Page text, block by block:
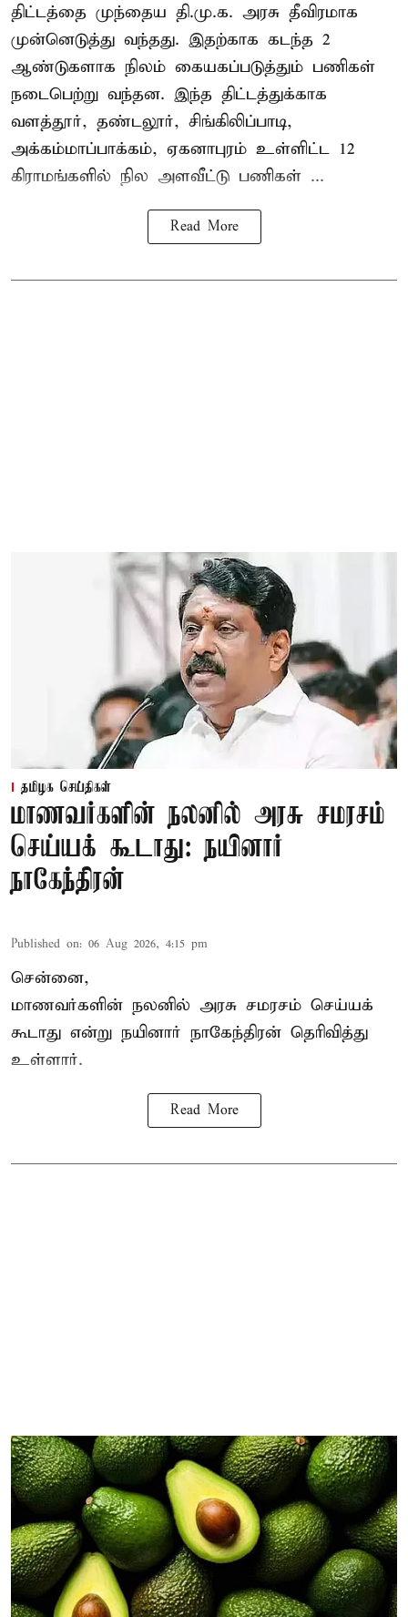
திட்டத்தை முந்தைய தி.மு.க. அரசு தீவிரமாக
முன்னெடுத்து வந்தது. இதற்காக கடந்த 2
ஆண்டுகளாக நிலம் கையகப்படுத்தும் பணிகள்
நடைபெற்று வந்தன. இந்த திட்டத்துக்காக
வளத்தூர், தண்டலூர், சிங்கிலிப்பாடி,
அக்கம்மாப்பாக்கம், ஏகனாபுரம் உள்ளிட்ட 12
கிராமங்களில் நில அளவீட்டு பணிகள் ...
Read More
தமிழக செய்திகள்
மாணவர்களின் நலனில் அரசு சமரசம்
செய்யக் கூடாது: நயினார்
நாகேந்திரன்
Published on: 06 Aug 2026, 4:15 pm
சென்னை,
மாணவர்களின் நலனில் அரசு சமரசம் செய்யக்
கூடாது என்று நயினார் நாகேந்திரன் தெரிவித்து
உள்ளார்.
Read More